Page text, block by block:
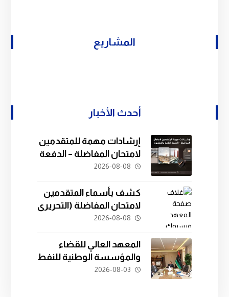
المشاريع
أحدث الأخبار
إرشادات مهمة للمتقدمين
لامتحان المفاضلة – الدفعة
الثانية والعشرون.
2026-08-08
كشف بأسماء المتقدمين
لامتحان المفاضلة (التحريري
) بالمعهد العالي للقضاء،
(22)
2026-08-08
المعهد العالي للقضاء
والمؤسسة الوطنية للنفط
يبحثان سبل التعاون في
2026-08-03